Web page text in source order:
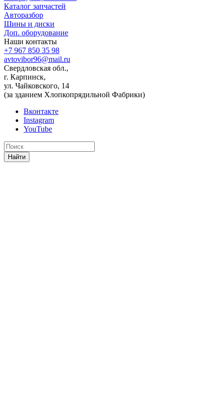
Каталог запчастей
Авторазбор
Шины и диски
Доп. оборудование
Наши контакты
+7 967 850 35 98
avtovibor96@mail.ru
Свердловская обл.,
г. Карпинск,
ул. Чайковского, 14
(за зданием Хлопкопрядильной Фабрики)
Вконтакте
Instagram
YouTube
Найти